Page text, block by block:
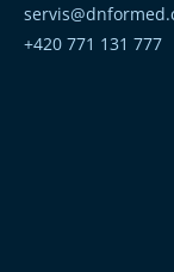
servis@
+420 771 131 777